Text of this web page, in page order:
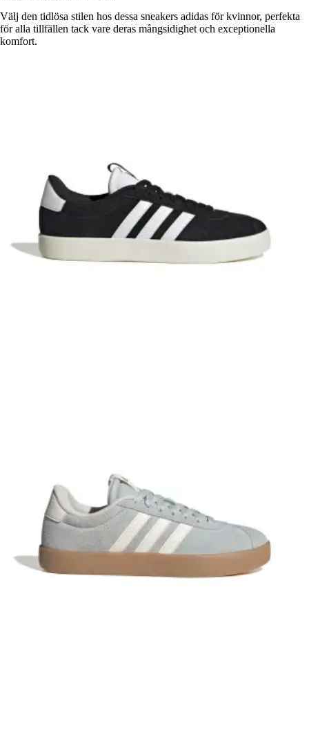
Välj den tidlösa stilen hos dessa sneakers adidas för kvinnor, perfekta
för alla tillfällen tack vare deras mångsidighet och exceptionella
komfort.